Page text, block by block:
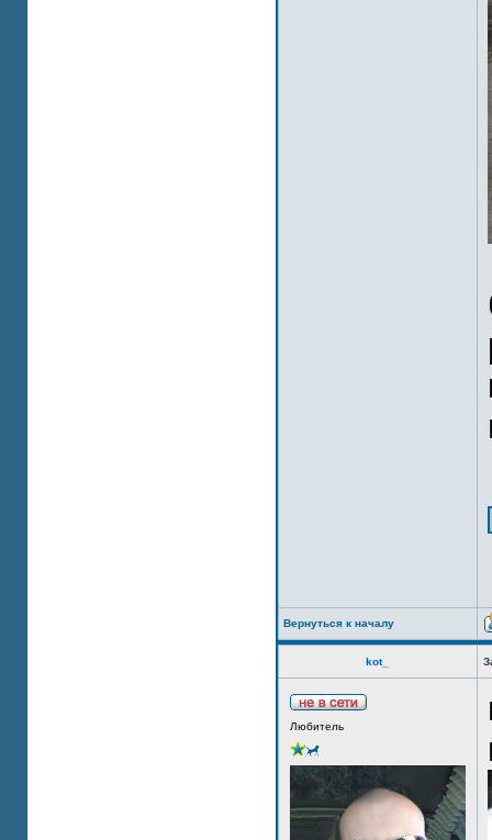
Вернуться к началу
kot_
Любитель